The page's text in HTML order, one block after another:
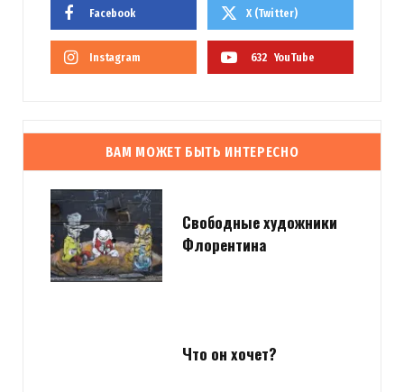
Facebook X (Twitter)
Instagram 632 YouTube
ВАМ МОЖЕТ БЫТЬ ИНТЕРЕСНО
Свободные художники
Флорентина
Что он хочет?